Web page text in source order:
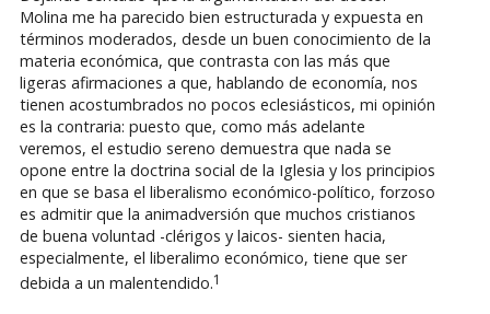
Molina me ha parecido bien estructurada y expuesta en
términos moderados, desde un buen conocimiento de la
materia económica, que contrasta con las más que
ligeras afirmaciones a que, hablando de economía, nos
tienen acostumbrados no pocos eclesiásticos, mi opinión
es la contraria: puesto que, como más adelante
veremos, el estudio sereno demuestra que nada se
opone entre la doctrina social de la Iglesia y los principios
en que se basa el liberalismo económico-político, forzoso
es admitir que la animadversión que muchos cristianos
de buena voluntad -clérigos y laicos- sienten hacia,
especialmente, el liberalimo económico, tiene que ser
debida a un malentendido.1